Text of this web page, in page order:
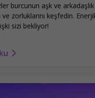
burcunun aşk ve
ve zorluklarını keşfedin.
sizi bekliyor!